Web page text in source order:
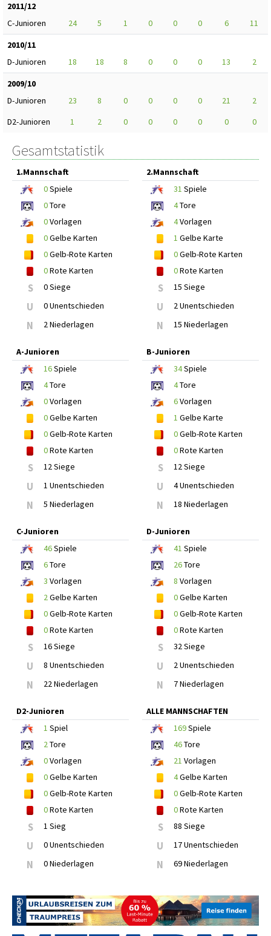
2011/12
C-Junioren
24 5 1 0 0 0 6
11
2010/11
D-Junioren
18 18 8 0 0 0 13
2
2009/10
D-Junioren
23 8 0 0 0 0 21
2
D2-Junioren
1 2 0 0 0 0 0 0
Gesamtstatistik
1.Mannschaft
0Spiele
0Tore
0Vorlagen
0Gelbe Karten
0Gelb-Rote Karten
0Rote Karten
S 0 Siege
U 0 Unentschieden
N 2 Niederlagen
2.Mannschaft
31 Spiele
4Tore
4Vorlagen
1 Gelbe Karte
0Gelb-Rote Karten
0Rote Karten
S 15 Siege
U 2 Unentschieden
N 15 Niederlagen
A-Junioren
16Spiele
4Tore
0Vorlagen
0Gelbe Karten
0Gelb-Rote Karten
0Rote Karten
S 12 Siege
U 1 Unentschieden
N 5 Niederlagen
B-Junioren
34Spiele
4Tore
6Vorlagen
1 Gelbe Karte
0Gelb-Rote Karten
0Rote Karten
S 12 Siege
U 4 Unentschieden
N 18 Niederlagen
C-Junioren
46Spiele
6Tore
3 Vorlagen
2Gelbe Karten
0Gelb-Rote Karten
0Rote Karten
S 16 Siege
U 8 Unentschieden
N 22 Niederlagen
D-Junioren
41 Spiele
26Tore
8 Vorlagen
0Gelbe Karten
0Gelb-Rote Karten
0Rote Karten
S 32 Siege
U 2 Unentschieden
N 7 Niederlagen
D2-Junioren
1 Spiel
2Tore
0Vorlagen
0Gelbe Karten
0Gelb-Rote Karten
0Rote Karten
S 1 Sieg
U 0 Unentschieden
N 0 Niederlagen
ALLE MANNSCHAFTEN
169Spiele
46Tore
21 Vorlagen
4Gelbe Karten
0Gelb-Rote Karten
0Rote Karten
S 88 Siege
U 17 Unentschieden
N 69 Niederlagen